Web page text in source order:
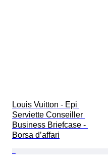
Louis Vuitton - Epi
Serviette Conseiller
Business Briefcase -
Borsa d’affari